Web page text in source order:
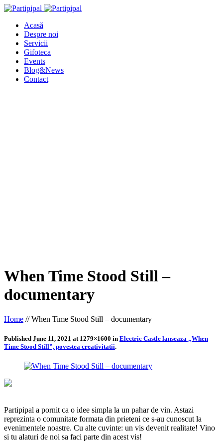
Acasă
Despre noi
Servicii
Gifoteca
Events
Blog&News
Contact
When Time Stood Still –
documentary
Home //When Time Stood Still – documentary
Published June 11, 2021 at 1279×1600 in Electric Castle lanseaza „When
Time Stood Still”, povestea creativitatii.
Partipipal a pornit ca o idee simpla la un pahar de vin. Astazi
reprezinta o comunitate formata din prieteni ce s-au cunoscut la
evenimentele noastre. Cu alte cuvinte: un vis devenit realitate! Vino
si tu alaturi de noi sa faci parte din acest vis!